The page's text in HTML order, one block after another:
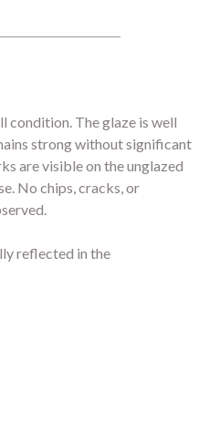
condition. The glaze is well
strong without significant
are visible on the unglazed
No chips, cracks, or
reflected in the